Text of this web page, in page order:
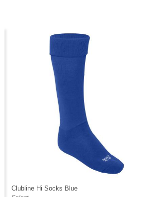
Clubline Hi Socks Blue